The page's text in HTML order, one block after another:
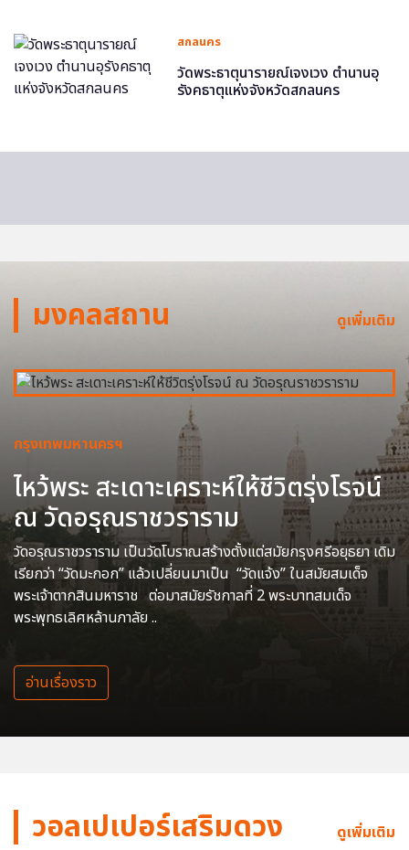
สกลนคร
วัดพระธาตุนารายณ์เจงเวง ตำนานอุ
รังคธาตุแห่งจังหวัดสกลนคร
มงคลสถาน ดูเพิ่มเติม
กรุงเทพมหานครฯ
ไหว้พระ สะเดาะเคราะห์ให้ชีวิตรุ่งโรจน์
ณ วัดอรุณราชวราราม
วัดอรุณราชวราราม เป็นวัดโบราณสร้างตั้งแต่สมัยกรุงศรีอยุธยา เดิม
เรียกว่า “วัดมะกอก” แล้วเปลี่ยนมาเป็น “วัดแจ้ง” ในสมัยสมเด็จ
พระเจ้าตากสินมหาราช ต่อมาสมัยรัชกาลที่ 2 พระบาทสมเด็จ
พระพุทธเลิศหล้านภาลัย ..
อ่านเรื่องราว
วอลเปเปอร์เสริมดวง ดูเพิ่มเติม